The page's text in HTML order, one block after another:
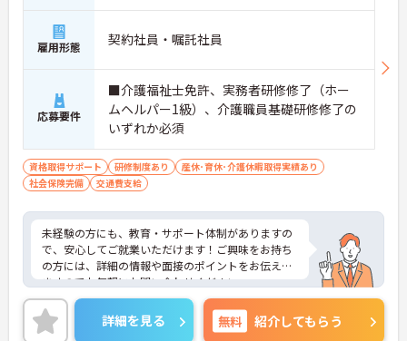
雇用形態 契約社員・嘱託社員
応募要件
■介護福祉士免許、実務者研修修了（ホー
ムヘルパー1級）、介護職員基礎研修修了の
いずれか必須
資格取得サポート 研修制度あり
産休･育休･介護休暇取得実績あり
社会保険完備
交通費支給
未経験の方にも、教育・サポート体制がありますの
で、安心してご就業いただけます！ご興味をお持ち
の方には、詳細の情報や面接のポイントをお伝えし
ますのでお気軽にお問い合わせください。
詳細を見る 無料 紹介してもらう